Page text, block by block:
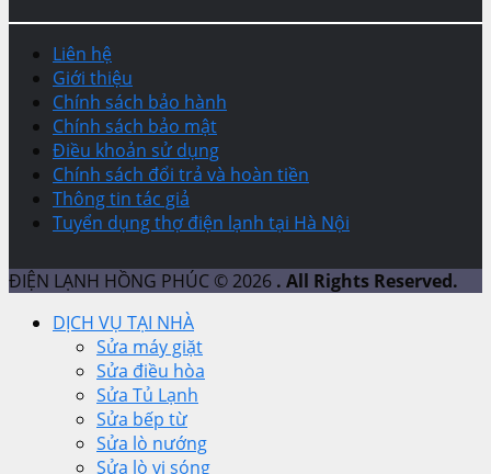
Liên hệ
Giới thiệu
Chính sách bảo hành
Chính sách bảo mật
Điều khoản sử dụng
Chính sách đổi trả và hoàn tiền
Thông tin tác giả
Tuyển dụng thợ điện lạnh tại Hà Nội
ĐIỆN LẠNH HỒNG PHÚC © 2026 . All Rights Reserved.
DỊCH VỤ TẠI NHÀ
Sửa máy giặt
Sửa điều hòa
Sửa Tủ Lạnh
Sửa bếp từ
Sửa lò nướng
Sửa lò vi sóng